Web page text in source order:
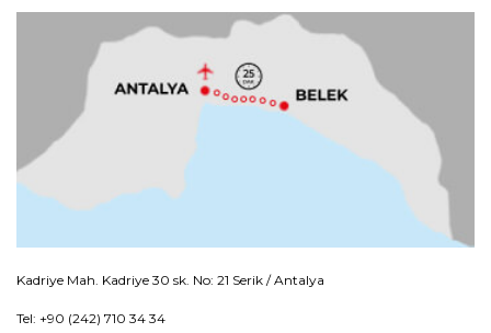
Kadriye Mah. Kadriye 30 sk. No: 21 Serik / Antalya
Tel: +90 (242) 710 34 34